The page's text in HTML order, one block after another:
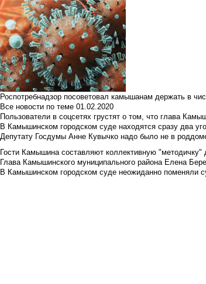
Роспотребнадзор посоветовал камышанам держать в
Все новости по теме 01.02.2020
Пользователи в соцсетях грустят о том, что глава
В Камышинском городском суде находятся сразу два
Депутату Госдумы Анне Кувычко надо было не в
Гости Камышина составляют коллективную
Глава Камышинского муниципального района Елена
В Камышинском городском суде неожиданно поменяли